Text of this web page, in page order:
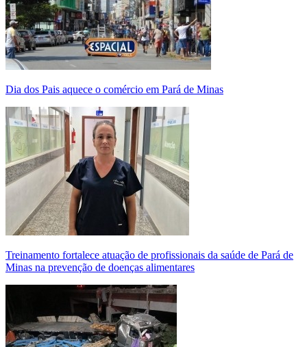
Dia dos Pais aquece o comércio em Pará de Minas
Treinamento fortalece atuação de profissionais da saúde de Pará de
Minas na prevenção de doenças alimentares